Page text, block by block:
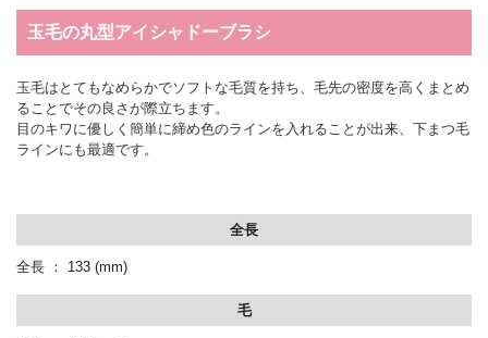
玉毛の丸型アイシャドーブラシ
玉毛はとてもなめらかでソフトな毛質を持ち、毛先の密度を高くまとめ
ることでその良さが際立ちます。
目のキワに優しく簡単に締め色のラインを入れることが出来、下まつ毛
ラインにも最適です。
全長
全長 ： 133 (mm)
毛